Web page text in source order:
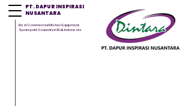
PT. DAPUR INSPIRASI
NUSANTARA
Best Commercial Kitchen Equipment,
Sparepart & Laundry in Bali, Indonesia